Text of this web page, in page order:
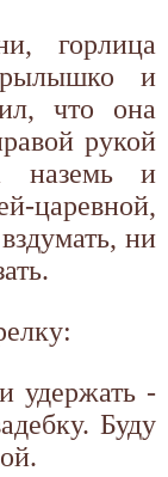
горлица
и
что она
рукой
наземь и
царевной,
ни
удержать -
Буду